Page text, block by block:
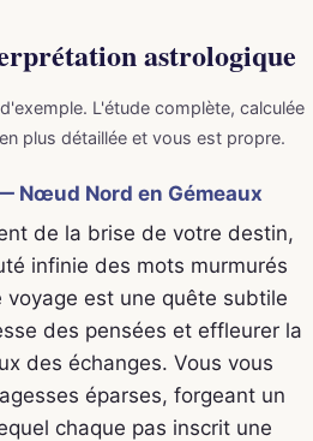
astrologique
L'étude complète, calculée
plus détaillée et vous est propre.
Nœud Nord en Gémeaux
de la brise de votre destin,
infinie des mots murmurés
est une quête subtile
des pensées et effleurer la
des échanges. Vous vous
éparses, forgeant un
chaque pas inscrit une